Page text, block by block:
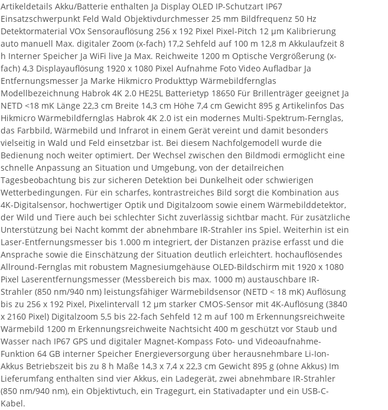
Artikeldetails Akku/Batterie enthalten Ja Display OLED IP-Schutzart IP67
Einsatzschwerpunkt Feld Wald Objektivdurchmesser 25 mm Bildfrequenz 50 Hz
Detektormaterial VOx Sensorauflösung 256 x 192 Pixel Pixel-Pitch 12 µm Kalibrierung
auto manuell Max. digitaler Zoom (x-fach) 17,2 Sehfeld auf 100 m 12,8 m Akkulaufzeit 8
h Interner Speicher Ja WiFi live Ja Max. Reichweite 1200 m Optische Vergrößerung (x-
fach) 4,3 Displayauflösung 1920 x 1080 Pixel Aufnahme Foto Video Aufladbar Ja
Entfernungsmesser Ja Marke Hikmicro Produkttyp Wärmebildfernglas
Modellbezeichnung Habrok 4K 2.0 HE25L Batterietyp 18650 Für Brillenträger geeignet Ja
NETD <18 mK Länge 22,3 cm Breite 14,3 cm Höhe 7,4 cm Gewicht 895 g Artikelinfos Das
Hikmicro Wärmebildfernglas Habrok 4K 2.0 ist ein modernes Multi-Spektrum-Fernglas,
das Farbbild, Wärmebild und Infrarot in einem Gerät vereint und damit besonders
vielseitig in Wald und Feld einsetzbar ist. Bei diesem Nachfolgemodell wurde die
Bedienung noch weiter optimiert. Der Wechsel zwischen den Bildmodi ermöglicht eine
schnelle Anpassung an Situation und Umgebung, von der detailreichen
Tagesbeobachtung bis zur sicheren Detektion bei Dunkelheit oder schwierigen
Wetterbedingungen. Für ein scharfes, kontrastreiches Bild sorgt die Kombination aus
4K-Digitalsensor, hochwertiger Optik und Digitalzoom sowie einem Wärmebilddetektor,
der Wild und Tiere auch bei schlechter Sicht zuverlässig sichtbar macht. Für zusätzliche
Unterstützung bei Nacht kommt der abnehmbare IR-Strahler ins Spiel. Weiterhin ist ein
Laser-Entfernungsmesser bis 1.000 m integriert, der Distanzen präzise erfasst und die
Ansprache sowie die Einschätzung der Situation deutlich erleichtert. hochauflösendes
Allround-Fernglas mit robustem Magnesiumgehäuse OLED-Bildschirm mit 1920 x 1080
Pixel Laserentfernungsmesser (Messbereich bis max. 1000 m) austauschbare IR-
Strahler (850 nm/940 nm) leistungsfähiger Wärmebildsensor (NETD < 18 mK) Auflösung
bis zu 256 x 192 Pixel, Pixelintervall 12 µm starker CMOS-Sensor mit 4K-Auflösung (3840
x 2160 Pixel) Digitalzoom 5,5 bis 22-fach Sehfeld 12 m auf 100 m Erkennungsreichweite
Wärmebild 1200 m Erkennungsreichweite Nachtsicht 400 m geschützt vor Staub und
Wasser nach IP67 GPS und digitaler Magnet-Kompass Foto- und Videoaufnahme-
Funktion 64 GB interner Speicher Energieversorgung über herausnehmbare Li-Ion-
Akkus Betriebszeit bis zu 8 h Maße 14,3 x 7,4 x 22,3 cm Gewicht 895 g (ohne Akkus) Im
Lieferumfang enthalten sind vier Akkus, ein Ladegerät, zwei abnehmbare IR-Strahler
(850 nm/940 nm), ein Objektivtuch, ein Tragegurt, ein Stativadapter und ein USB-C-
Kabel.